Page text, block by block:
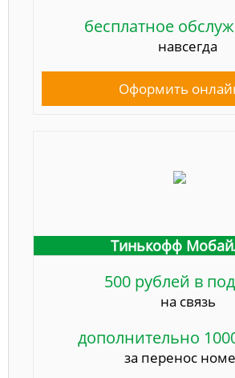
бесплатное
навсегда
Оформить
Тинькофф
500 рублей в
на связь
дополнительно
за перенос